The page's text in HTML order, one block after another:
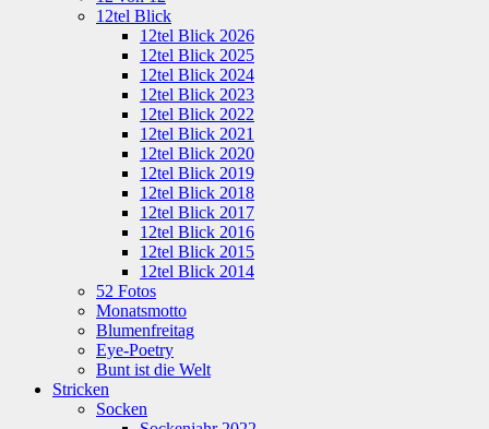
12tel Blick
12tel Blick 2026
12tel Blick 2025
12tel Blick 2024
12tel Blick 2023
12tel Blick 2022
12tel Blick 2021
12tel Blick 2020
12tel Blick 2019
12tel Blick 2018
12tel Blick 2017
12tel Blick 2016
12tel Blick 2015
12tel Blick 2014
52 Fotos
Monatsmotto
Blumenfreitag
Eye-Poetry
Bunt ist die Welt
Stricken
Socken